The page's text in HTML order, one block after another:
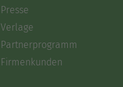
Presse
Verlage
Partnerprogramm
Firmenkunden